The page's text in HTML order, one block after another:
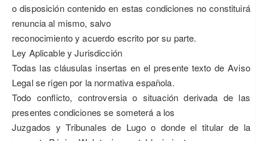
o disposición contenido en estas condiciones no constituirá
renuncia al mismo, salvo
reconocimiento y acuerdo escrito por su parte.
Ley Aplicable y Jurisdicción
Todas las cláusulas insertas en el presente texto de Aviso
Legal se rigen por la normativa española.
Todo conflicto, controversia o situación derivada de las
presentes condiciones se someterá a los
Juzgados y Tribunales de Lugo o donde el titular de la